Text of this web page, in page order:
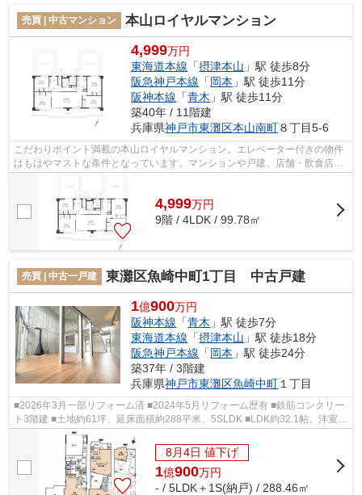
売買 | 中古マンション 本山ロイヤルマンション
4,999万円
東海道本線 「摂津本山 」駅 徒歩8分
阪急神戸本線 「岡本 」駅 徒歩11分
阪神本線 「青木 」駅 徒歩11分
築40年 / 11階建
兵庫県神戸市東灘区本山南町８丁目5-6
こだわりポイント満載の本山ロイヤルマンション。エレベーター付きの物件
はもはやマストな条件となっています。マンションや戸建、店舗・飲食店・
4,999万円
9階 / 4LDK / 99.78㎡
売買 | 中古一戸建 東灘区魚崎中町1丁目 中古戸建
1億900万円
阪神本線 「青木 」駅 徒歩7分
東海道本線 「摂津本山 」駅 徒歩18分
阪急神戸本線 「岡本 」駅 徒歩24分
築37年 / 3階建
兵庫県神戸市東灘区魚崎中町 １丁目
■2026年3月一部リフォーム済 ■2024年5月リフォーム歴有 ■鉄筋コンクリー
ト3階建 ■土地約61坪、延床面積約288平米、5SLDK ■LDK約32.1帖、洋室
26.6帖 ■駐車スペース2台 ■３駅２沿線利用...
8月4日 値下げ
1億900万円
- / 5LDK＋1S(納戸) / 288.46㎡